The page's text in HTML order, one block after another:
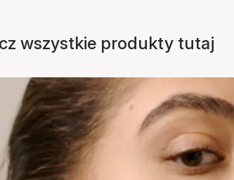
wszystkie produkty tutaj